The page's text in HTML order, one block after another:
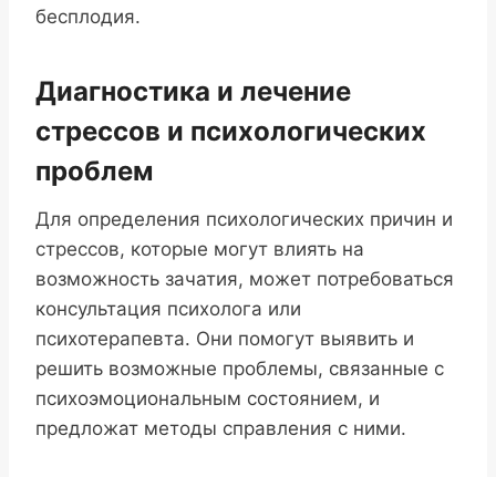
бесплодия.
Диагностика и лечение
стрессов и психологических
проблем
Для определения психологических причин и
стрессов, которые могут влиять на
возможность зачатия, может потребоваться
консультация психолога или
психотерапевта. Они помогут выявить и
решить возможные проблемы, связанные с
психоэмоциональным состоянием, и
предложат методы справления с ними.